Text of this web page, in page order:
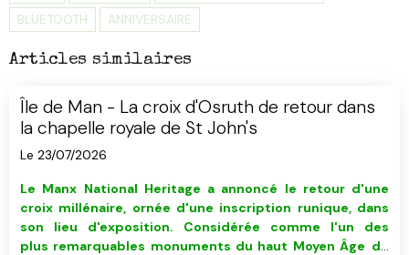
BLUETOOTH
ANNIVERSAIRE
Articles similaires
Île de Man - La croix d'Osruth de retour dans
la chapelle royale de St John's
Le 23/07/2026
Le Manx National Heritage a annoncé le retour d'une
croix millénaire, ornée d'une inscription runique, dans
son lieu d'exposition. Considérée comme l'un des
plus remarquables monuments du haut Moyen Âge de